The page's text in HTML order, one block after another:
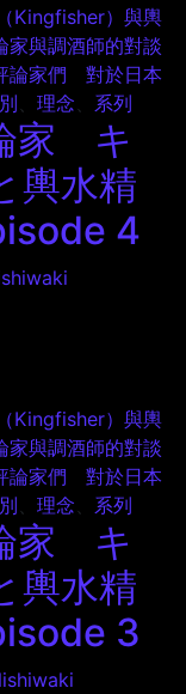
Kingfisher）與輿
家與調酒師的對談
論家們 對於日本
、 理念、 系列
家 キ
輿水精
4
Kingfisher）與輿
家與調酒師的對談
論家們 對於日本
、 理念、 系列
家 キ
輿水精
3